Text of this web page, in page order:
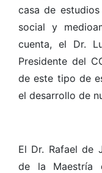
casa de
social y
cuenta, el Dr.
Presidente del
de este tipo de
el desarrollo de
El Dr. Rafael de
de la Maestría